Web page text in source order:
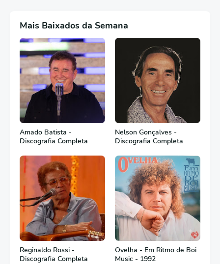
Mais Baixados da Semana
Amado Batista -
Discografia Completa
Nelson Gonçalves -
Discografia Completa
Reginaldo Rossi -
Discografia Completa
Ovelha - Em Ritmo de Boi
Music - 1992